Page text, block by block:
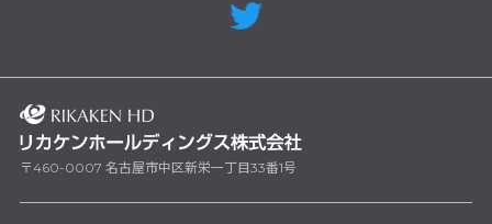
〒460-0007 名古屋市中区新栄一丁目33番1号